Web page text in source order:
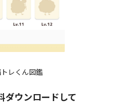
レくん図鑑
ダウンロードして